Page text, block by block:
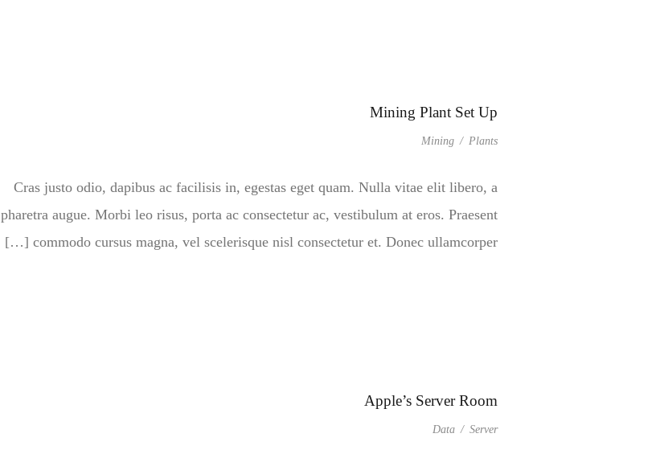
Mining Plant Set Up
Mining / Plants
Cras justo odio, dapibus ac facilisis in, egestas eget quam. Nulla vitae elit libero, a
pharetra augue. Morbi leo risus, porta ac consectetur ac, vestibulum at eros. Praesent
commodo cursus magna, vel scelerisque nisl consectetur et. Donec ullamcorper […]
Apple’s Server Room
Data / Server